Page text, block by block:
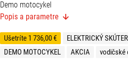
Demo motocykel
Popis a parametre
Ušetríte 1 736,00 € ELEKTRICKÝ SKÚTER
DEMO MOTOCYKEL
AKCIA vodičské